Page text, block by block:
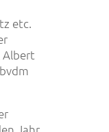
etc.
Albert
Jahr